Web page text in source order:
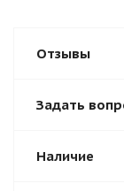
Отзывы
Задать
Наличие